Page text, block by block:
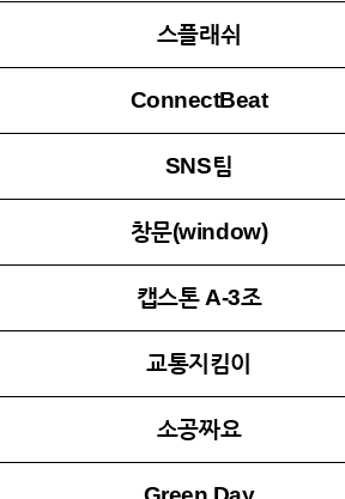
스플래쉬
ConnectBeat
SNS팀
창문(window)
캡스톤 A-3조
교통지킴이
소공짜요